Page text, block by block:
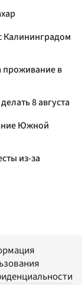
Калининградом
проживание в
8 августа
Южной
из-за